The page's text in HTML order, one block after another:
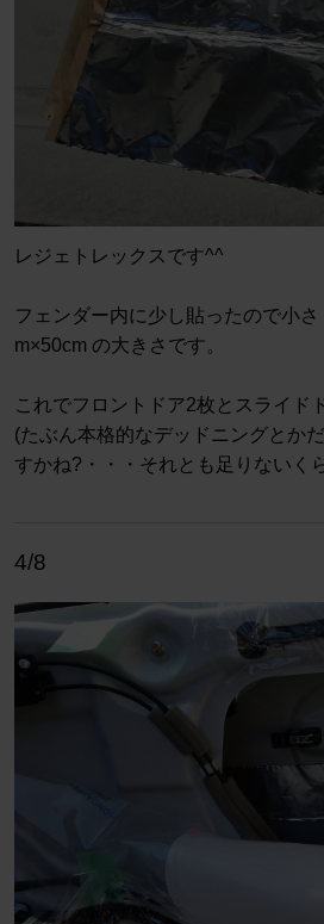
レジェトレックスです^^
フェンダー内に少し貼ったので小
m×50cm の大きさです。
これでフロントドア2枚とスライド
(たぶん本格的なデッドニングとか
すかね?・・・それとも足りないく
4/8